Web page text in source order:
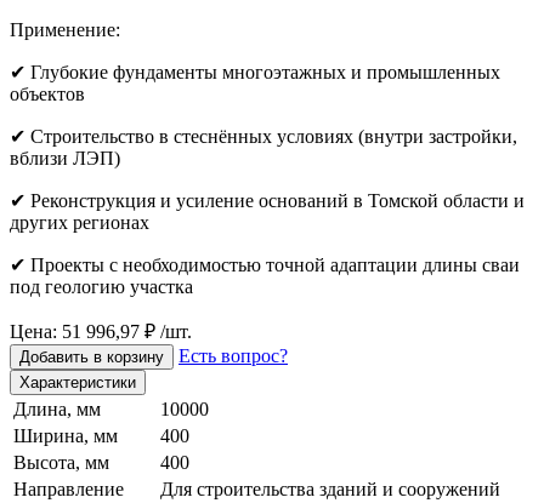
Применение:
✔ Глубокие фундаменты многоэтажных и промышленных
объектов
✔ Строительство в стеснённых условиях (внутри застройки,
вблизи ЛЭП)
✔ Реконструкция и усиление оснований в Томской области и
других регионах
✔ Проекты с необходимостью точной адаптации длины сваи
под геологию участка
Цена: 51 996,97 ₽ /шт.
Добавить в корзину Есть вопрос?
Характеристики
Длина, мм
10000
Ширина, мм
400
Высота, мм
400
Направление
Для строительства зданий и сооружений